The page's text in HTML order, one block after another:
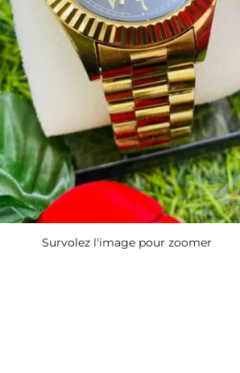
Survolez l'image pour zoomer